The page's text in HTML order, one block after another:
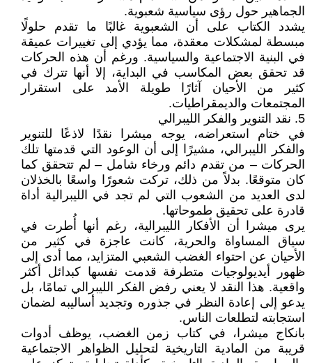
الجماهير حول رؤى سياسية شعبوية.
يشدد الكتاب على أن الشعبوية غالبًا ما تقدم حلولًا
مبسطة لمشكلات معقدة، مما يؤدي إلى تغييرات عميقة
في البنية الاجتماعية والسياسية. ورغم أن هذه الحركات
قد تحقق بعض المكاسب في البداية، إلا أنها تترك في
كثير من الأحيان آثارًا طويلة الأمد على استقرار
المجتمعات والديمقراطيات.
5. نقد التنوير والفكر الليبرالي
في ختام استعراضه، يوجه ميشرا نقدًا لاذعًا للتنوير
والفكر الليبرالي، مشيرًا إلى أن الوعود التي قدمتها تلك
الحركات – من تقدم دائم ورخاء شامل – لم تتحقق كما
كان متوقعًا. بدلاً من ذلك، تركت شعورًا واسعًا بالخذلان
لدى العديد من الشعوب التي لم تجد في الليبرالية أداة
قادرة على تحقيق طموحاتها.
يرى ميشرا أن الأفكار الليبرالية، رغم أنها أُطرت في
سياق المساواة والحرية، كانت عاجزة في كثير من
الأحيان عن احتواء الغضب الشعبي المتزايد، مما أدى إلى
ظهور أيديولوجيات متطرفة قدمت نفسها كبدائل أكثر
واقعية. هذا النقد لا يعني رفض الفكر الليبرالي تمامًا، بل
يدعو إلى إعادة النظر في جذوره وتجديد أساليبه لضمان
استجابته لتطلعات الناس.
بانكاج ميشرا، في كتاب زمن الغضب، يوظف أدوات
قريبة من المادية التاريخية لتحليل الظواهر الاجتماعية